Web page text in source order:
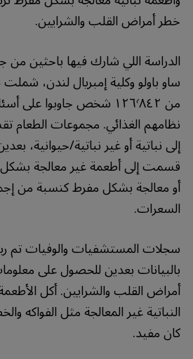
خطر أمراض القلب والشرايين.
الدراسة اللي شارك فيها باحثين من
ساو باولو وكلية إمبريال لندن،
من ١٢٦٬٨٤٢ شخص جاوبوا على
نظامهم الغذائي. مجموعات
إلى نباتية أو غير نباتية/حيوانية،
قسمت إلى أطعمة غير معالجة
أو معالجة بشكل مفرط كنسبة من
السعرات.
سجلات المستشفيات والوفيات تم
بالبيانات بعدين للحصول على
أمراض القلب والشرايين. أكل
النباتية غير المعالجة مثل الفواكه
كان مفيد.